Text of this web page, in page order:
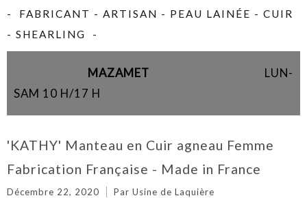
- FABRICANT - ARTISAN - PEAU LAINÉE - CUIR
- SHEARLING -
MAZAMET LUN-
SAM 10 H/17 H
'KATHY' Manteau en Cuir agneau Femme
Fabrication Française - Made in France
Décembre 22, 2020 Par Usine de Laquière